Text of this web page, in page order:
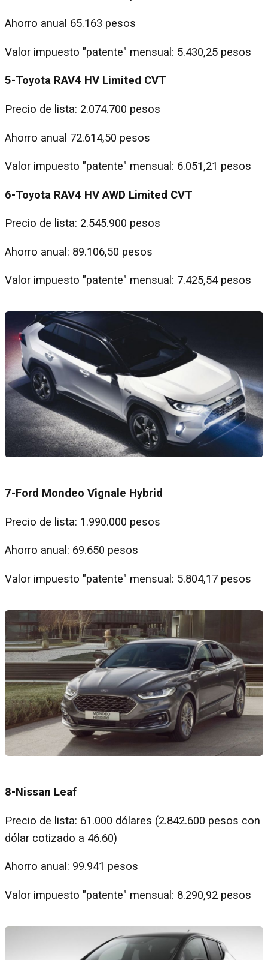
Ahorro anual 65.163 pesos
Valor impuesto "patente" mensual: 5.430,25 pesos
5-Toyota RAV4 HV Limited CVT
Precio de lista: 2.074.700 pesos
Ahorro anual 72.614,50 pesos
Valor impuesto "patente" mensual: 6.051,21 pesos
6-Toyota RAV4 HV AWD Limited CVT
Precio de lista: 2.545.900 pesos
Ahorro anual: 89.106,50 pesos
Valor impuesto "patente" mensual: 7.425,54 pesos
7-Ford Mondeo Vignale Hybrid
Precio de lista: 1.990.000 pesos
Ahorro anual: 69.650 pesos
Valor impuesto "patente" mensual: 5.804,17 pesos
8-Nissan Leaf
Precio de lista: 61.000 dólares (2.842.600 pesos con
dólar cotizado a 46.60)
Ahorro anual: 99.941 pesos
Valor impuesto "patente" mensual: 8.290,92 pesos